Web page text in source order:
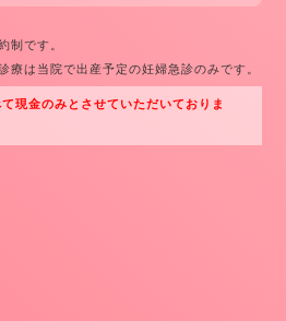
制です。
療は当院で出産予定の妊婦急診のみです。
現金のみとさせていただいておりま